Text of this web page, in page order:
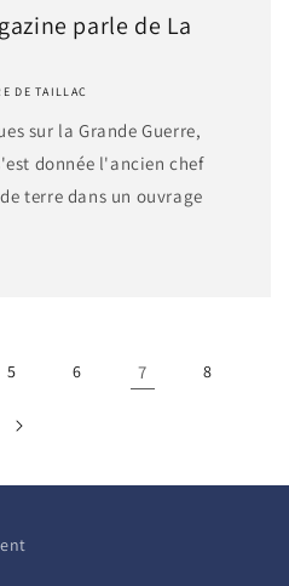
parle de La
DE TAILLAC
sur la Grande Guerre,
donnée l'ancien chef
terre dans un ouvrage
5 6 7 8